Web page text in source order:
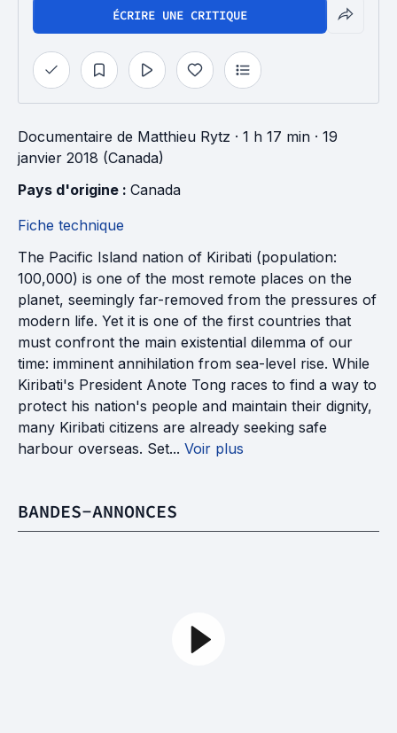
ÉCRIRE UNE CRITIQUE
Documentaire de Matthieu Rytz · 1 h 17 min · 19
janvier 2018 (Canada)
Pays d'origine : Canada
Fiche technique
The Pacific Island nation of Kiribati (population:
100,000) is one of the most remote places on the
planet, seemingly far-removed from the pressures of
modern life. Yet it is one of the first countries that
must confront the main existential dilemma of our
time: imminent annihilation from sea-level rise. While
Kiribati's President Anote Tong races to find a way to
protect his nation's people and maintain their dignity,
many Kiribati citizens are already seeking safe
harbour overseas. Set... Voir plus
BANDES-ANNONCES